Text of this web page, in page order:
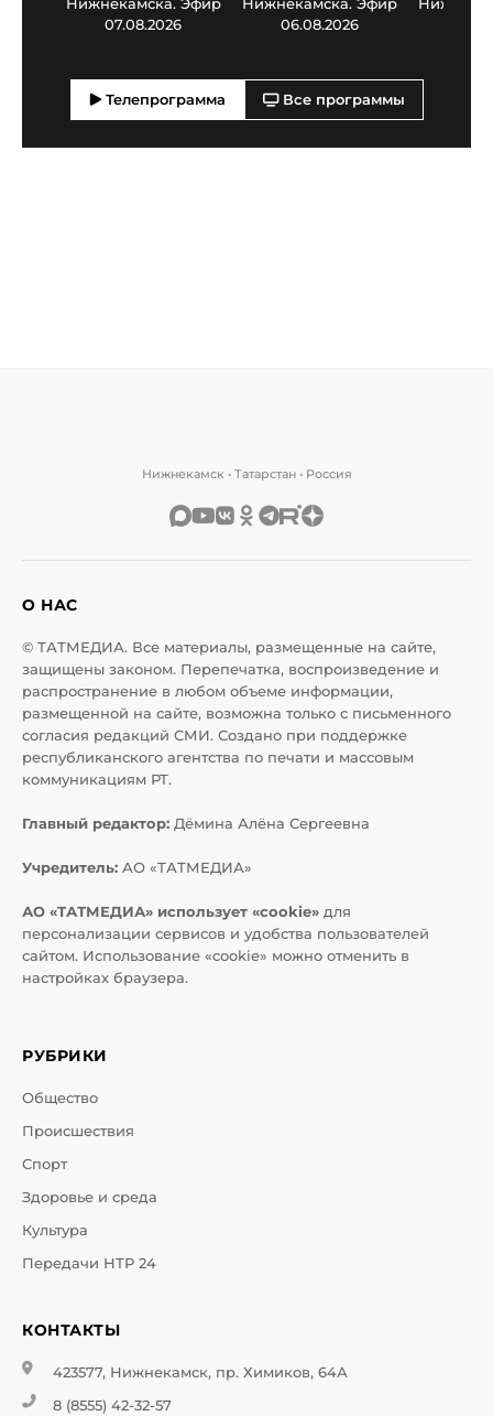
Нижнекамска. Эфир
07.08.2026
Нижнекамска. Эфир
06.08.2026
Телепрограмма Все программы
Нижнекамск • Татарстан • Россия
О НАС
© ТАТМЕДИА. Все материалы, размещенные на сайте,
защищены законом. Перепечатка, воспроизведение и
распространение в любом объеме информации,
размещенной на сайте, возможна только с письменного
согласия редакций СМИ. Создано при поддержке
республиканского агентства по печати и массовым
коммуникациям РТ.
Главный редактор: Дёмина Алёна Сергеевна
Учредитель: АО «ТАТМЕДИА»
АО «ТАТМЕДИА» использует «cookie» для
персонализации сервисов и удобства пользователей
сайтом. Использование «cookie» можно отменить в
настройках браузера.
РУБРИКИ
Общество
Происшествия
Спорт
Здоровье и среда
Культура
Передачи НТР 24
КОНТАКТЫ
423577, Нижнекамск, пр. Химиков, 64А
8 (8555) 42-32-57